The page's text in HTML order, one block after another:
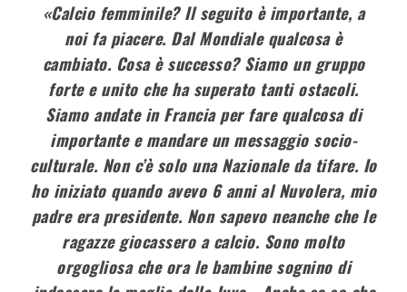
«Calcio femminile? Il seguito è importante, a
noi fa piacere. Dal Mondiale qualcosa è
cambiato. Cosa è successo? Siamo un gruppo
forte e unito che ha superato tanti ostacoli.
Siamo andate in Francia per fare qualcosa di
importante e mandare un messaggio socio-
culturale. Non c’è solo una Nazionale da tifare. Io
ho iniziato quando avevo 6 anni al Nuvolera, mio
padre era presidente. Non sapevo neanche che le
ragazze giocassero a calcio. Sono molto
orgogliosa che ora le bambine sognino di